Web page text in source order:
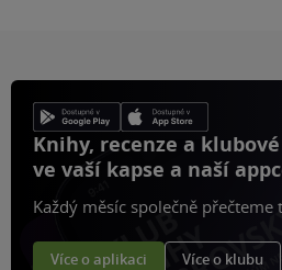
Knihy, recenze a
ve vaší kapse a naší
Každý měsíc společně přečteme
Více o aplikaci Více o klubu